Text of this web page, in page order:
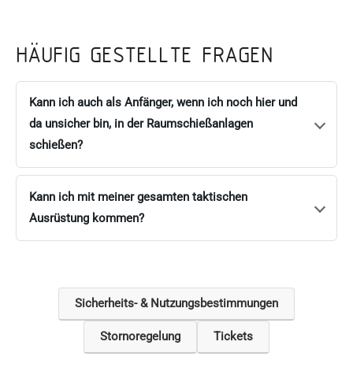
HÄUFIG GESTELLTE FRAGEN
Kann ich auch als Anfänger, wenn ich noch hier und
da unsicher bin, in der Raumschießanlagen
schießen?
Kann ich mit meiner gesamten taktischen
Ausrüstung kommen?
Sicherheits- & Nutzungsbestimmungen
Stornoregelung Tickets